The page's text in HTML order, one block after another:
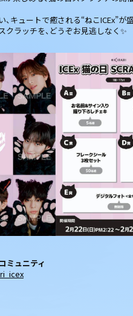
、キュートで癒される“ねこICEx”が
クラッチを、どうぞお見逃しなく✨
ミュニティ